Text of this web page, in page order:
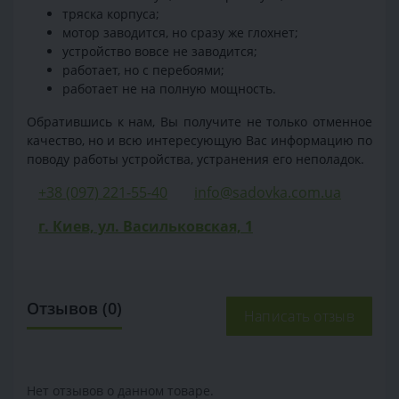
тряска корпуса;
мотор заводится, но сразу же глохнет;
устройство вовсе не заводится;
работает, но с перебоями;
работает не на полную мощность.
Обратившись к нам, Вы получите не только отменное
качество, но и всю интересующую Вас информацию по
поводу работы устройства, устранения его неполадок.
+38 (097) 221-55-40
info@sadovka.com.ua
г. Киев, ул. Васильковская, 1
Отзывов (0) Написать отзыв
Нет отзывов о данном товаре.